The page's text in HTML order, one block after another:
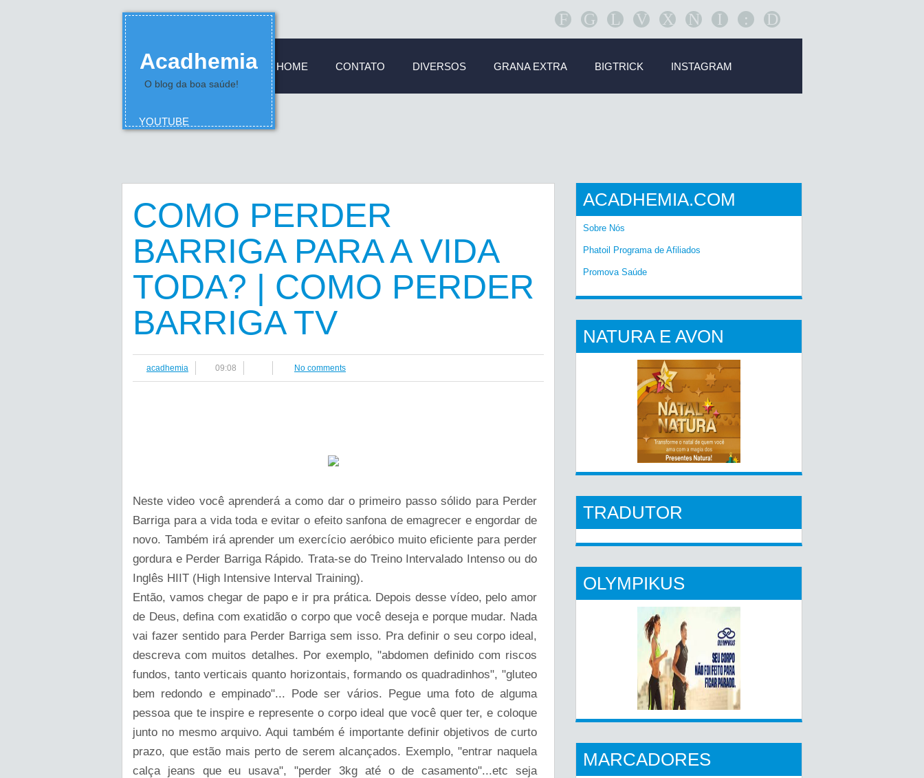
F G L V X N I : D
Acadhemia
O blog da boa saúde!
HOME CONTATO DIVERSOS GRANA EXTRA BIGTRICK INSTAGRAM
YOUTUBE
COMO PERDER
BARRIGA PARA A VIDA
TODA? | COMO PERDER
BARRIGA TV
acadhemia 09:08 No comments
Neste video você aprenderá a como dar o primeiro passo sólido para Perder
Barriga para a vida toda e evitar o efeito sanfona de emagrecer e engordar de
novo. Também irá aprender um exercício aeróbico muito eficiente para perder
gordura e Perder Barriga Rápido. Trata-se do Treino Intervalado Intenso ou do
Inglês HIIT (High Intensive Interval Training).
Então, vamos chegar de papo e ir pra prática. Depois desse vídeo, pelo amor
de Deus, defina com exatidão o corpo que você deseja e porque mudar. Nada
vai fazer sentido para Perder Barriga sem isso. Pra definir o seu corpo ideal,
descreva com muitos detalhes. Por exemplo, "abdomen definido com riscos
fundos, tanto verticais quanto horizontais, formando os quadradinhos", "gluteo
bem redondo e empinado"... Pode ser vários. Pegue uma foto de alguma
pessoa que te inspire e represente o corpo ideal que você quer ter, e coloque
junto no mesmo arquivo. Aqui também é importante definir objetivos de curto
prazo, que estão mais perto de serem alcançados. Exemplo, "entrar naquela
calça jeans que eu usava", "perder 3kg até o de casamento"...etc seja
ACADHEMIA.COM
Sobre Nós
Phatoil Programa de Afiliados
Promova Saúde
NATURA E AVON
TRADUTOR
OLYMPIKUS
MARCADORES